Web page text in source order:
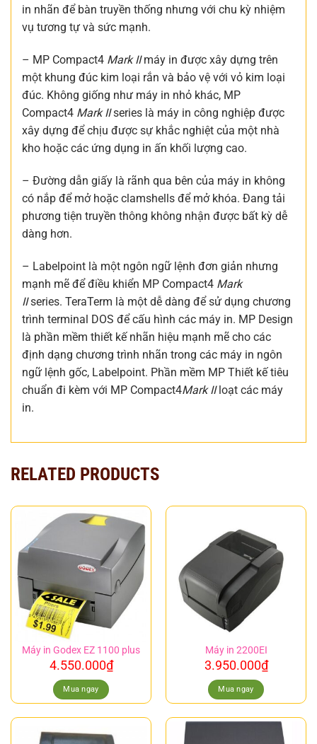
in nhãn để bàn truyền thống nhưng với chu kỳ nhiệm
vụ tương tự và sức mạnh.
– MP Compact4 Mark IImáy in được xây dựng trên
một khung đúc kim loại rắn và bảo vệ với vỏ kim loại
đúc. Không giống như máy in nhỏ khác, MP
Compact4 Mark IIseries là máy in công nghiệp được
xây dựng để chịu được sự khắc nghiệt của một nhà
kho hoặc các ứng dụng in ấn khối lượng cao.
– Đường dẫn giấy là rãnh qua bên của máy in không
có nắp để mở hoặc clamshells để mở khóa. Đang tải
phương tiện truyền thông không nhận được bất kỳ dễ
dàng hơn.
– Labelpoint là một ngôn ngữ lệnh đơn giản nhưng
mạnh mẽ để điều khiển MP Compact4 Mark
IIseries. TeraTerm là một dễ dàng để sử dụng chương
trình terminal DOS để cấu hình các máy in. MP Design
là phần mềm thiết kế nhãn hiệu mạnh mẽ cho các
định dạng chương trình nhãn trong các máy in ngôn
ngữ lệnh gốc, Labelpoint. Phần mềm MP Thiết kế tiêu
chuẩn đi kèm với MP Compact4Mark IIloạt các máy
in.
RELATED PRODUCTS
Máy in Godex EZ 1100 plus
4.550.000₫
Mua ngay
Máy in 2200EI
3.950.000₫
Mua ngay